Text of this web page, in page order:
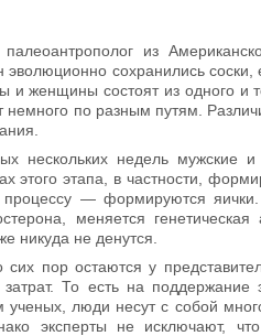
из
эволюционно сохранились
и женщины состоят из одного и
немного по разным путям.
нескольких недель мужские
этого этапа, в частности,
процессу — формируются
меняется
никуда не денутся.
сих пор остаются у
затрат. То есть на поддержание
люди несут с собой
эксперты не исключают,